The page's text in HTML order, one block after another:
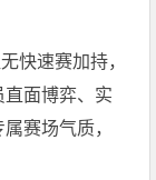
快速赛加持，
面博弈、实
赛场气质，